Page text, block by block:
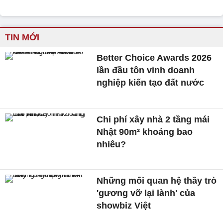
TIN MỚI
Better Choice Awards 2026
lần đầu tôn vinh doanh
nghiệp kiến tạo đất nước
Chi phí xây nhà 2 tầng mái
Nhật 90m² khoảng bao
nhiêu?
Những mối quan hệ thầy trò
'gương vỡ lại lành' của
showbiz Việt